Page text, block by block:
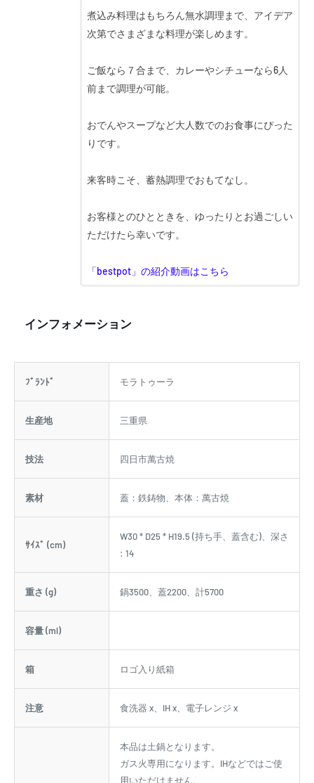
煮込み料理はもちろん無水調理まで、アイデア
次第でさまざまな料理が楽しめます。
ご飯なら７合まで、カレーやシチューなら6人
前まで調理が可能。
おでんやスープなど大人数でのお食事にぴった
りです。
来客時こそ、蓄熱調理でおもてなし。
お客様とのひとときを、ゆったりとお過ごしい
ただけたら幸いです。
「bestpot」の紹介動画はこちら
インフォメーション
ﾌﾞﾗﾝﾄﾞ モラトゥーラ
生産地 三重県
技法 四日市萬古焼
素材 蓋：鉄鋳物、本体：萬古焼
ｻｲｽﾞ (cm)
W30 * D25 * H19.5 (持ち手、蓋含む)、深さ
: 14
重さ (g) 鍋3500、蓋2200、計5700
容量 (ml)
箱 ロゴ入り紙箱
注意 食洗器 x、IH x、電子レンジ x
本品は土鍋となります。
ガス火専用になります。IHなどではご使
用いただけません。